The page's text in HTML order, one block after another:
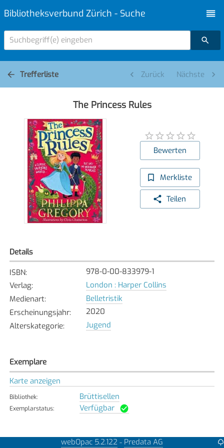
Bibliotheksverbund Zürich - Suche
Suchbegriff(e) eingeben
Trefferliste Zurück Nächste
The Princess Rules
Bewerten
Merkliste
Teilen
Details
ISBN:
978-0-00-833979-1
Verlag:
London : Harper Collins
Medienart:
Belletristik
Erscheinungsjahr:
2020
Alterskategorie: Jugend
Exemplare
Karte anzeigen
Bibliothek: Brüttisellen
Exemplarstatus: Verfügbar
webOpac 5.2.122 - Predata AG